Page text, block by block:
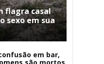
flagra casal
sexo em sua
em bar,